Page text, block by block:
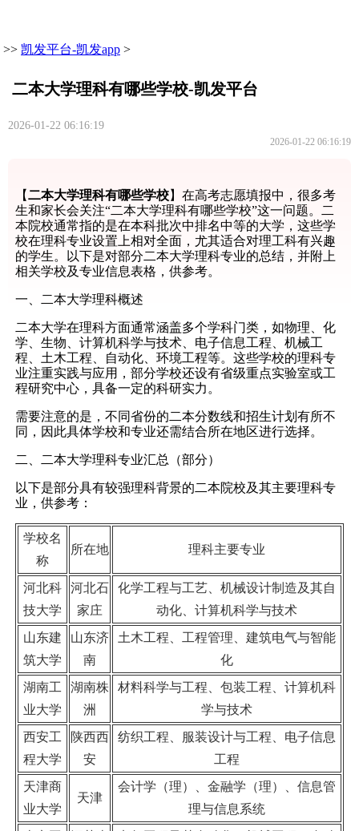
>> 凯发平台-凯发app >
二本大学理科有哪些学校-凯发平台
2026-01-22 06:16:19
2026-01-22 06:16:19
【二本大学理科有哪些学校】在高考志愿填报中，很多考
生和家长会关注“二本大学理科有哪些学校”这一问题。二
本院校通常指的是在本科批次中排名中等的大学，这些学
校在理科专业设置上相对全面，尤其适合对理工科有兴趣
的学生。以下是对部分二本大学理科专业的总结，并附上
相关学校及专业信息表格，供参考。
一、二本大学理科概述
二本大学在理科方面通常涵盖多个学科门类，如物理、化
学、生物、计算机科学与技术、电子信息工程、机械工
程、土木工程、自动化、环境工程等。这些学校的理科专
业注重实践与应用，部分学校还设有省级重点实验室或工
程研究中心，具备一定的科研实力。
需要注意的是，不同省份的二本分数线和招生计划有所不
同，因此具体学校和专业还需结合所在地区进行选择。
二、二本大学理科专业汇总（部分）
以下是部分具有较强理科背景的二本院校及其主要理科专
业，供参考：
学校名
称
所在地 理科主要专业
河北科
技大学
河北石
家庄
化学工程与工艺、机械设计制造及其自
动化、计算机科学与技术
山东建
筑大学
山东济
南
土木工程、工程管理、建筑电气与智能
化
湖南工
业大学
湖南株
洲
材料科学与工程、包装工程、计算机科
学与技术
西安工
程大学
陕西西
安
纺织工程、服装设计与工程、电子信息
工程
天津商
业大学
天津
会计学（理）、金融学（理）、信息管
理与信息系统